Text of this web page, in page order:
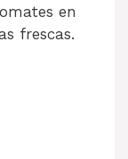
en
frescas.